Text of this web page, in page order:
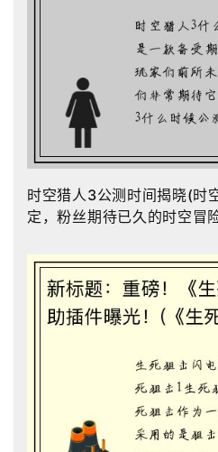
时空猎人3公测时间揭晓(时
定，粉丝期待已久的时空冒